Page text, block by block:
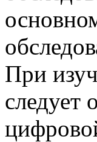
При
следует